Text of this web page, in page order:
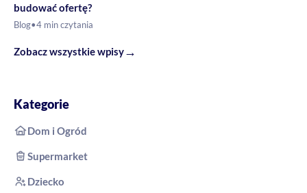
budować ofertę?
Blog•4 min czytania
Zobacz wszystkie wpisy→
Kategorie
Dom i Ogród
Supermarket
Dziecko